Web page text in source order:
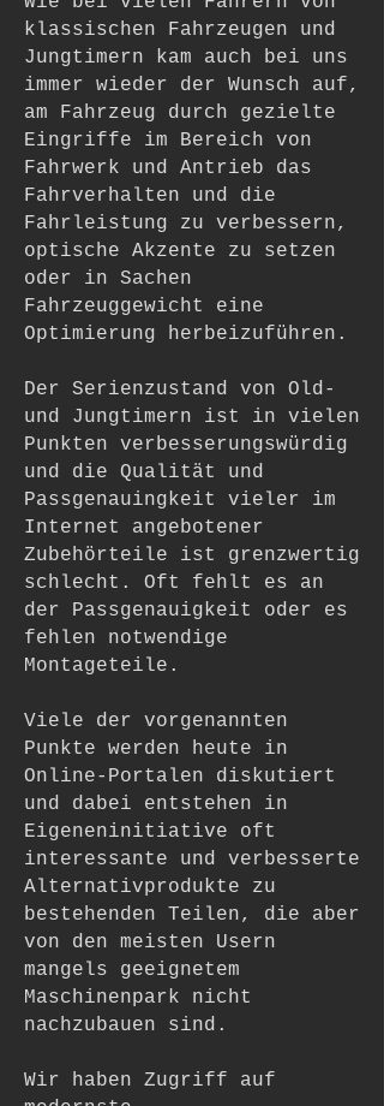
klassischen Fahrzeugen und
Jungtimern kam auch bei uns
immer wieder der Wunsch auf,
am Fahrzeug durch gezielte
Eingriffe im Bereich von
Fahrwerk und Antrieb das
Fahrverhalten und die
Fahrleistung zu verbessern,
optische Akzente zu setzen
oder in Sachen
Fahrzeuggewicht eine
Optimierung herbeizuführen.
Der Serienzustand von Old-
und Jungtimern ist in vielen
Punkten verbesserungswürdig
und die Qualität und
Passgenauingkeit vieler im
Internet angebotener
Zubehörteile ist grenzwertig
schlecht. Oft fehlt es an
der Passgenauigkeit oder es
fehlen notwendige
Montageteile.
Viele der vorgenannten
Punkte werden heute in
Online-Portalen diskutiert
und dabei entstehen in
Eigeneninitiative oft
interessante und verbesserte
Alternativprodukte zu
bestehenden Teilen, die aber
von den meisten Usern
mangels geeignetem
Maschinenpark nicht
nachzubauen sind.
Wir haben Zugriff auf